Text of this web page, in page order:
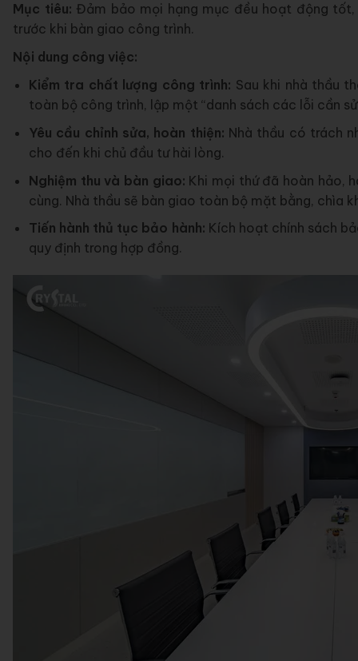
Mục tiêu: Đảm bảo mọi hạng mục đều hoạt động
trước khi bàn giao công trình.
Nội dung công việc:
Kiểm tra chất lượng công trình: Sau khi nhà thầu
toàn bộ công trình, lập một “danh sách các lỗi cần
Yêu cầu chỉnh sửa, hoàn thiện: Nhà thầu có trách
cho đến khi chủ đầu tư hài lòng.
Nghiệm thu và bàn giao: Khi mọi thứ đã hoàn hảo,
cùng. Nhà thầu sẽ bàn giao toàn bộ mặt bằng, chìa
Tiến hành thủ tục bảo hành: Kích hoạt chính sách
quy định trong hợp đồng.